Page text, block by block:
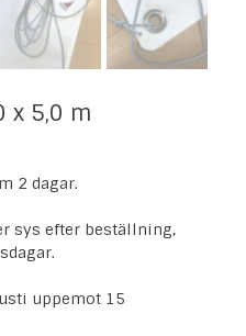
x 5,0 m
2 dagar.
sys efter beställning,
uppemot 15